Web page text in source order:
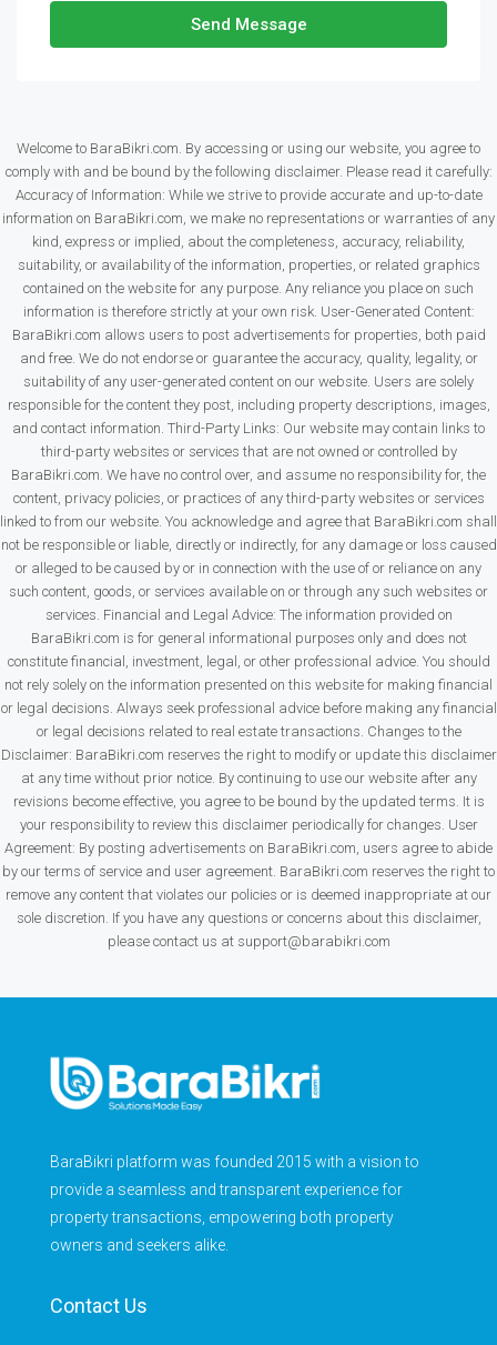
Send Message
Welcome to BaraBikri.com. By accessing or using our website, you agree to
comply with and be bound by the following disclaimer. Please read it carefully:
Accuracy of Information: While we strive to provide accurate and up-to-date
information on BaraBikri.com, we make no representations or warranties of any
kind, express or implied, about the completeness, accuracy, reliability,
suitability, or availability of the information, properties, or related graphics
contained on the website for any purpose. Any reliance you place on such
information is therefore strictly at your own risk. User-Generated Content:
BaraBikri.com allows users to post advertisements for properties, both paid
and free. We do not endorse or guarantee the accuracy, quality, legality, or
suitability of any user-generated content on our website. Users are solely
responsible for the content they post, including property descriptions, images,
and contact information. Third-Party Links: Our website may contain links to
third-party websites or services that are not owned or controlled by
BaraBikri.com. We have no control over, and assume no responsibility for, the
content, privacy policies, or practices of any third-party websites or services
linked to from our website. You acknowledge and agree that BaraBikri.com shall
not be responsible or liable, directly or indirectly, for any damage or loss caused
or alleged to be caused by or in connection with the use of or reliance on any
such content, goods, or services available on or through any such websites or
services. Financial and Legal Advice: The information provided on
BaraBikri.com is for general informational purposes only and does not
constitute financial, investment, legal, or other professional advice. You should
not rely solely on the information presented on this website for making financial
or legal decisions. Always seek professional advice before making any financial
or legal decisions related to real estate transactions. Changes to the
Disclaimer: BaraBikri.com reserves the right to modify or update this disclaimer
at any time without prior notice. By continuing to use our website after any
revisions become effective, you agree to be bound by the updated terms. It is
your responsibility to review this disclaimer periodically for changes. User
Agreement: By posting advertisements on BaraBikri.com, users agree to abide
by our terms of service and user agreement. BaraBikri.com reserves the right to
remove any content that violates our policies or is deemed inappropriate at our
sole discretion. If you have any questions or concerns about this disclaimer,
please contact us at support@barabikri.com
BaraBikri platform was founded 2015 with a vision to
provide a seamless and transparent experience for
property transactions, empowering both property
owners and seekers alike.
Contact Us